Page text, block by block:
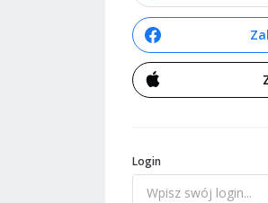
Login